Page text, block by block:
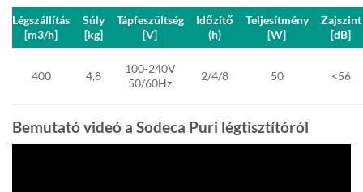
400 4,8
100-240V
50/60Hz
2/4/8 50 <56
Légszállítás
[m3/h]
Súly
[kg]
Tápfeszültség
[V]
Időzítő
(h)
Teljesítmény
[W]
Zajszint
[dB]
Bemutató videó a Sodeca Puri légtisztítóról